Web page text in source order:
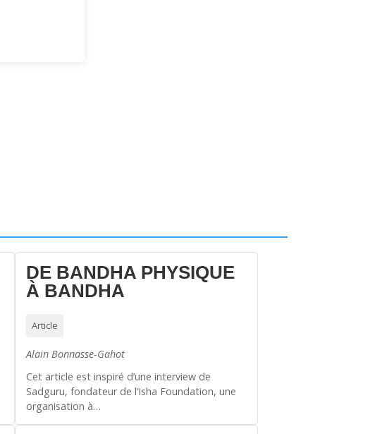
DE BANDHA PHYSIQUE
À BANDHA
Article
Alain Bonnasse-Gahot
Cet article est inspiré d’une interview de
Sadguru, fondateur de l’Isha Foundation, une
organisation à…